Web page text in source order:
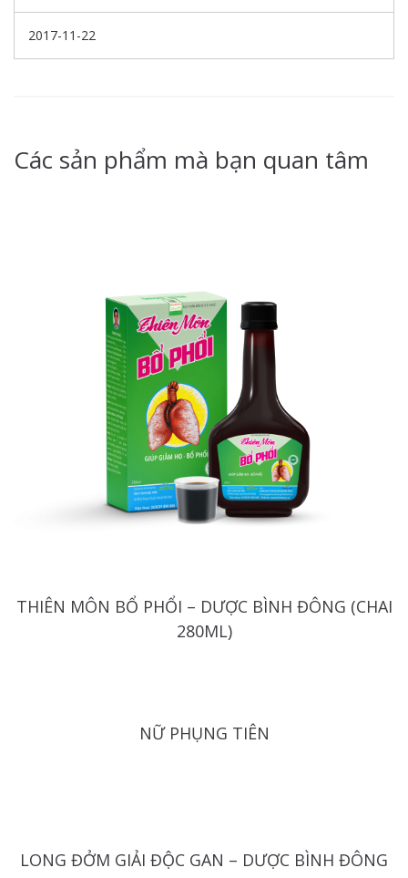
2017-11-22
Các sản phẩm mà bạn quan tâm
THIÊN MÔN BỔ PHỔI – DƯỢC BÌNH ĐÔNG (CHAI
280ML)
NỮ PHỤNG TIÊN
LONG ĐỞM GIẢI ĐỘC GAN – DƯỢC BÌNH ĐÔNG